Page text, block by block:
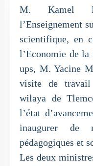
M. Kamel
l’Enseignement
scientifique, en
l’Economie de la
ups, M. Yacine
visite de travail
wilaya de
l’état
inaugurer de
pédagogiques et
Les deux